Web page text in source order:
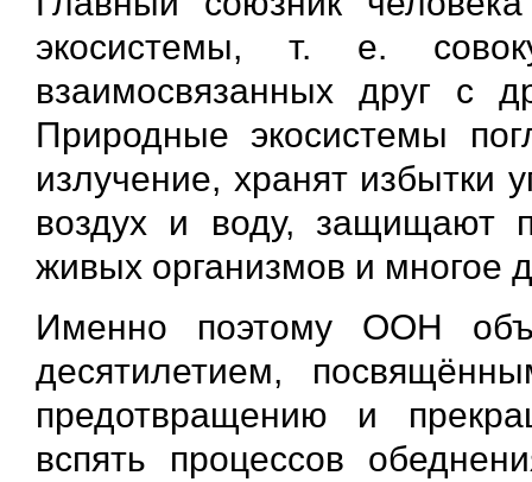
экосистемы, т. е.
взаимосвязанных друг с
Природные экосистемы
излучение, хранят избытки
воздух и воду, защищают
живых организмов и многое
Именно поэтому ООН
десятилетием,
предотвращению и
вспять процессов